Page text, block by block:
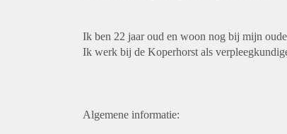
Ik ben 22 jaar oud en woon nog bij mijn
Ik werk bij de Koperhorst als
Algemene informatie: